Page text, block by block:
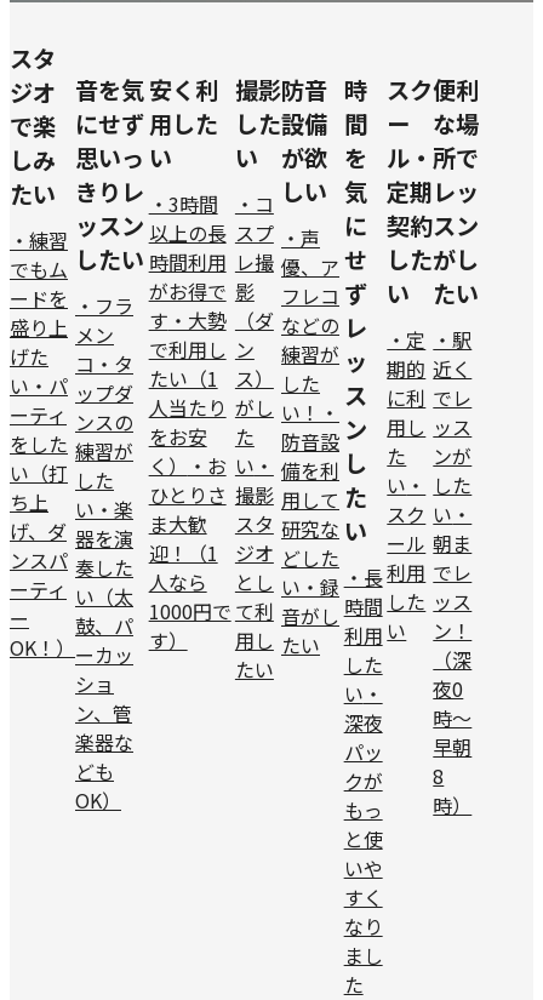
スタ
ジオ
で楽
しみ
たい
・練習
でもム
ードを
盛り上
げた
い ・パ
ーティ
をした
い（打
ち上
げ、ダ
ンスパ
ーティ
ー
OK！）
音を気
にせず
思いっ
きりレ
ッスン
したい
・フラ
メン
コ・タ
ップダ
ンスの
練習が
した
い ・楽
器を演
奏した
い（太
鼓、パ
ーカッ
ショ
ン、管
楽器な
ども
OK）
安く利
用した
い
・3時間
以上の長
時間利用
がお得で
す ・大勢
で利用し
たい（1
人当たり
をお安
く）
・お
ひとりさ
ま大歓
迎！（1
人なら
1000円で
す）
撮影
した
い
・コ
スプ
レ撮
影
（ダ
ン
ス）
がし
た
い ・
撮影
スタ
ジオ
とし
て利
用し
たい
防音
設備
が欲
しい
・声
優、ア
フレコ
などの
練習が
した
い！ ・
防音設
備を利
用して
研究な
どした
い ・録
音がし
たい
時
間
を
気
に
せ
ず
レ
ッ
ス
ン
し
た
い
・長
時間
利用
した
い ・
深夜
パッ
クが
もっ
と使
いや
すく
なり
まし
た
スク
ー
ル・
定期
契約
した
い
・定
期的
に利
用し
た
い ・
スク
ール
利用
した
い
便利
な場
所で
レッ
スン
がし
たい
・駅
近く
でレ
ッス
ンが
した
い ・
朝ま
でレ
ッス
ン！
（深
夜0
時～
早朝
8
時）